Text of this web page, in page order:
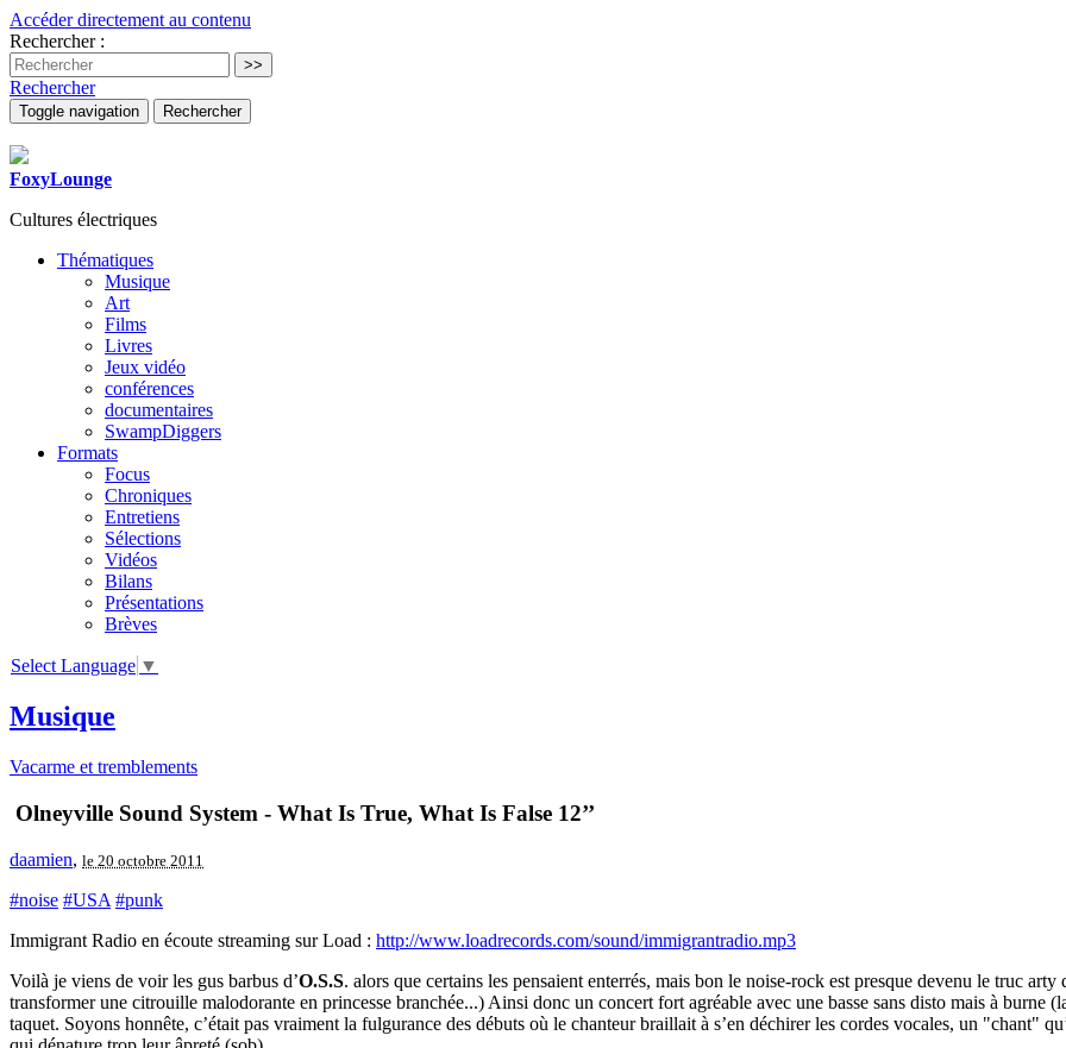
Accéder directement au contenu
Rechercher :
Rechercher
Toggle navigation Rechercher
FoxyLounge
Cultures électriques
Thématiques
Musique
Art
Films
Livres
Jeux vidéo
conférences
documentaires
SwampDiggers
Formats
Focus
Chroniques
Entretiens
Sélections
Vidéos
Bilans
Présentations
Brèves
Select Language ▼
Musique
Vacarme et tremblements
Olneyville Sound System - What Is True, What Is False 12’’
daamien, le 20 octobre 2011
#noise #USA #punk
Immigrant Radio en écoute streaming sur Load : http://www.loadrecords.com/sound/immigrantradio.mp3
Voilà je viens de voir les gus barbus d’O.S.S. alors que certains les pensaient enterrés, mais bon le noise-rock est presque devenu le truc
transformer une citrouille malodorante en princesse branchée...) Ainsi donc un concert fort agréable avec une basse sans disto mais à burne
taquet. Soyons honnête, c’était pas vraiment la fulgurance des débuts où le chanteur braillait à s’en déchirer les cordes vocales, un "chant"